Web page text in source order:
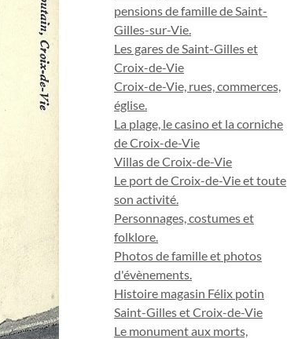
pensions de famille de Saint-
Gilles-sur-Vie.
Les gares de Saint-Gilles et
Croix-de-Vie
Croix-de-Vie, rues, commerces,
église.
La plage, le casino et la corniche
de Croix-de-Vie
Villas de Croix-de-Vie
Le port de Croix-de-Vie et toute
son activité.
Personnages, costumes et
folklore.
Photos de famille et photos
d'évènements.
Histoire magasin Félix potin
Saint-Gilles et Croix-de-Vie
Le monument aux morts,